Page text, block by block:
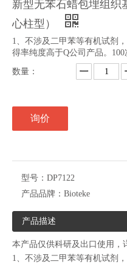
新型无苯石蜡包埋组织
心柱型）
1、不涉及二甲苯等有机试剂
得率纯度高于Q公司产品。100
数量：
询价
型号： DP7122
产品品牌： Bioteke
产品描述
本产品仅供科研及出口使用，
1、不涉及二甲苯等有机试剂